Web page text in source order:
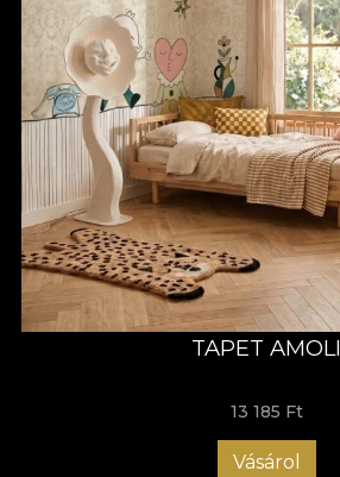
TAPET AMOLI
13 185 Ft
Vásárol